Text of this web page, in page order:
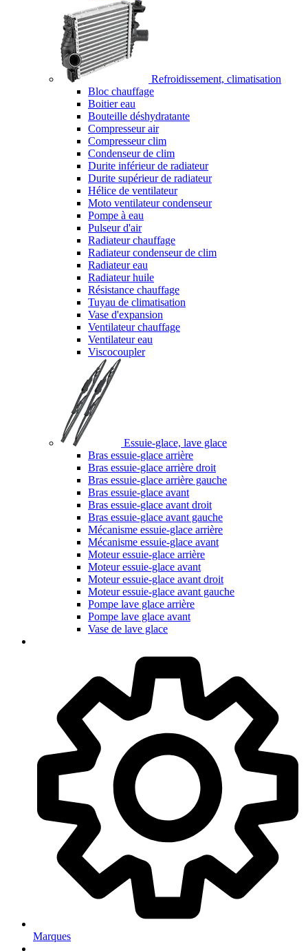
Refroidissement, climatisation
Bloc chauffage
Boitier eau
Bouteille déshydratante
Compresseur air
Compresseur clim
Condenseur de clim
Durite inférieur de radiateur
Durite supérieur de radiateur
Hélice de ventilateur
Moto ventilateur condenseur
Pompe à eau
Pulseur d'air
Radiateur chauffage
Radiateur condenseur de clim
Radiateur eau
Radiateur huile
Résistance chauffage
Tuyau de climatisation
Vase d'expansion
Ventilateur chauffage
Ventilateur eau
Viscocoupler
Essuie-glace, lave glace
Bras essuie-glace arrière
Bras essuie-glace arrière droit
Bras essuie-glace arrière gauche
Bras essuie-glace avant
Bras essuie-glace avant droit
Bras essuie-glace avant gauche
Mécanisme essuie-glace arrière
Mécanisme essuie-glace avant
Moteur essuie-glace arrière
Moteur essuie-glace avant
Moteur essuie-glace avant droit
Moteur essuie-glace avant gauche
Pompe lave glace arrière
Pompe lave glace avant
Vase de lave glace
Marques